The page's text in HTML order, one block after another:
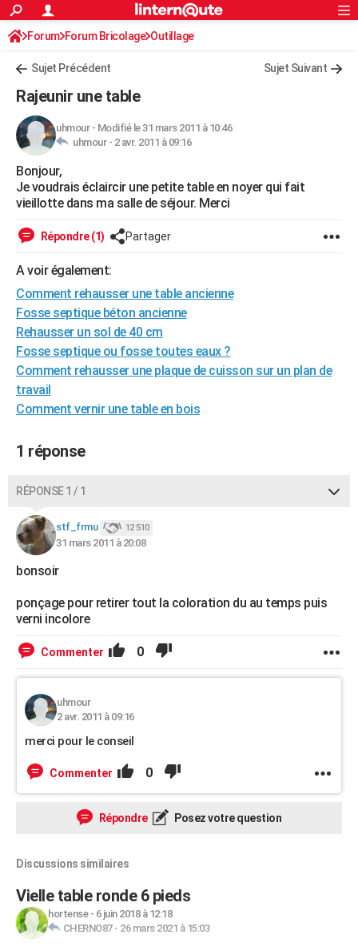
ACTUALITÉS
Politique
Société
Faits Divers
Education
Monde
Villes
+
FINANCE
Retraite
Impôts
Epargne
Immobilier
Risques naturels par ville
Banque
Assurance
Crédit
AUTO
Essais
Réserver un essai
Citadines
Berlines
SUV
Forum auto
+HIGH-TECH
Mobiles
Meilleur smartphone
Internet
Ordinateurs
Jeux vidéo
Guide high-tech
+
Forum
Aménagement intérieur
Extérieur
Cuisine
Salle de bains
Jardinage
Rangement
WEEK-END
Guides de France
Escapades
Patrimoine
Expositions
Musées
Week-end nature
+LIFESTYLE
Art de vivre
Bien-être
Loisirs
Mode
Modes de vie
SANTE
Alimentation
Guide de la santé
Maladies
Médicaments
Sommeil
VOYAGE
Destinations
City break
Voyage nature
Voyage de noces
Forum
Climat
+PHOTO
GUIDES D'ACHAT
BONS PLANS
Dictionnaire
Biographies
Citations
Expressions
Proverbes
PROGRAMME TV
COPAINS D'AVANT
S'inscrire
Se connecter
Lycées
Collèges
Primaires
Universités
Entreprises
Service militaire
Avis de recherche
AVIS DE DÉCÈS
S'inscrire
Connexion
Forum Forum Bricolage Outillage
Sujet Précédent Sujet Suivant
Rajeunir une table
uhmour- Modifié le 31 mars 2011 à 10:46
uhmour - 2 avr. 2011 à 09:16
Bonjour,
Je voudrais éclaircir une petite table en noyer qui fait
vieillotte dans ma salle de séjour. Merci
Répondre (1) Partager
A voir également:
Comment rehausser une table ancienne
Fosse septique béton ancienne
Rehausser un sol de 40 cm
Fosse septique ou fosse toutes eaux ?
Comment rehausser une plaque de cuisson sur un plan de
travail
Comment vernir une table en bois
1 réponse
RÉPONSE 1 / 1
stf_frmu 12 510
31 mars 2011 à 20:08
bonsoir
ponçage pour retirer tout la coloration du au temps puis
verni incolore
Commenter 0
uhmour
2 avr. 2011 à 09:16
merci pour le conseil
Commenter 0
Répondre Posez votre question
Discussions similaires
Vielle table ronde 6 pieds
hortense- 6 juin 2018 à 12:18
CHERNO87- 26 mars 2021 à 15:03